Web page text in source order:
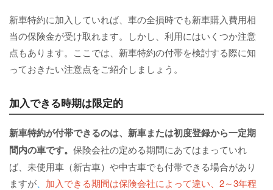
新車特約に加入していれば、車の全損時でも新車購入費用相
当の保険金が受け取れます。しかし、利用にはいくつか注意
点もあります。ここでは、新車特約の付帯を検討する際に知
っておきたい注意点をご紹介しましょう。
加入できる時期は限定的
新車特約が付帯できるのは、新車または初度登録から一定期
間内の車です。 保険会社の定める期間にあてはまっていれ
ば、未使用車（新古車）や中古車でも付帯できる場合があり
ますが
加入できる期間は保険会社によって違い、2～3年程